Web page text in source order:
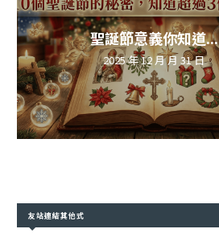
聖誕節意義你知道...
2025 年 12 月 月 31 日
友站連結其他式